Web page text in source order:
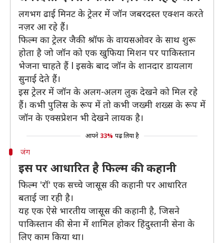
लगभग ढाई मिनट के ट्रेलर में जॉन जबरदस्त एक्शन करते
नज़र आ रहे हैं।
फिल्म का ट्रेलर जैकी श्रॉफ के वायसओवर के साथ शुरू
होता है जो जॉन को एक खुफिया मिशन पर पाकिस्तान
भेजना चाहते हैं l इसके बाद जॉन के शानदार डायलाग
सुनाई देते हैं।
इस ट्रेलर में जॉन के अलग-अलग लुक देखने को मिल रहे
हैं। कभी पुलिस के रूप में तो कभी जख्मी शख्स के रूप में
जॉन के एक्सप्रेशन भी देखने लायक है।
आपने 33% पढ़ लिया है
जंग
इस पर आधारित है फिल्म की कहानी
फिल्म 'रॉ' एक सच्चे जासूस की कहानी पर आधारित
बताई जा रही है।
यह एक ऐसे भारतीय जासूस की कहानी है, ज‍िसने
पाकिस्तान की सेना में शामिल होकर ह‍िंदुस्तानी सेना के
लिए काम किया था।